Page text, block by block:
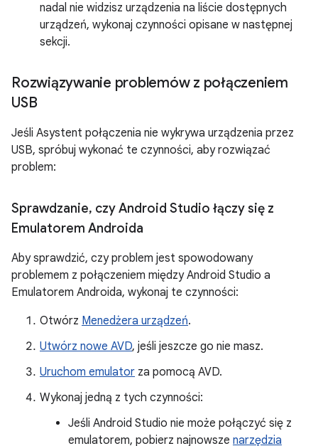
nadal nie widzisz urządzenia na liście dostępnych
urządzeń, wykonaj czynności opisane w następnej
sekcji.
Rozwiązywanie problemów z połączeniem
USB
Jeśli Asystent połączenia nie wykrywa urządzenia przez
USB, spróbuj wykonać te czynności, aby rozwiązać
problem:
Sprawdzanie, czy Android Studio łączy się z
Emulatorem Androida
Aby sprawdzić, czy problem jest spowodowany
problemem z połączeniem między Android Studio a
Emulatorem Androida, wykonaj te czynności:
Otwórz Menedżera urządzeń.
Utwórz nowe AVD, jeśli jeszcze go nie masz.
Uruchom emulator za pomocą AVD.
Wykonaj jedną z tych czynności:
Jeśli Android Studio nie może połączyć się z
emulatorem, pobierz najnowsze narzędzia